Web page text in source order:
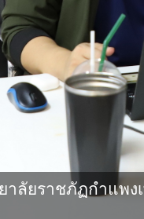
ยราชภัฏกำแพ